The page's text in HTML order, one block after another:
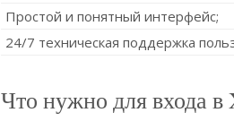
Простой и понятный интерфейс;
24/7 техническая поддержка
Что нужно для входа в